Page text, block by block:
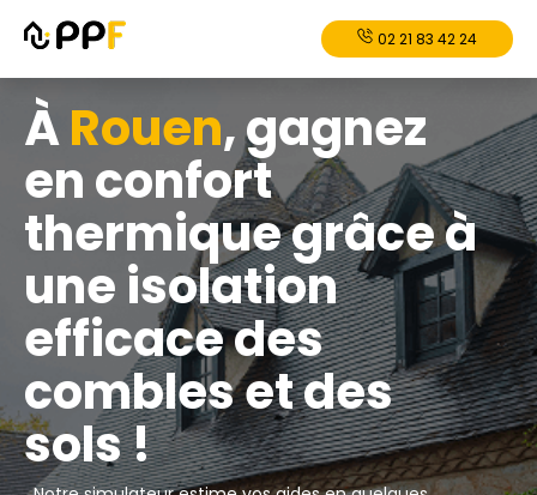
02 21 83 42 24
ÀRouen, gagnez
en confort
thermique grâce à
une isolation
efficace des
combles et des
sols !